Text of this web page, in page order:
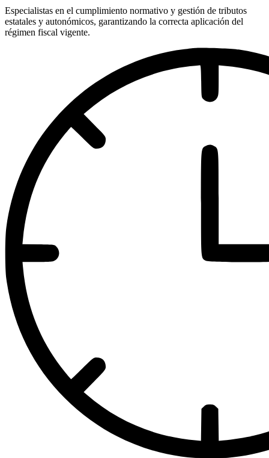
Especialistas en el cumplimiento normativo y gestión de tributos
estatales y autonómicos, garantizando la correcta aplicación del
régimen fiscal vigente.